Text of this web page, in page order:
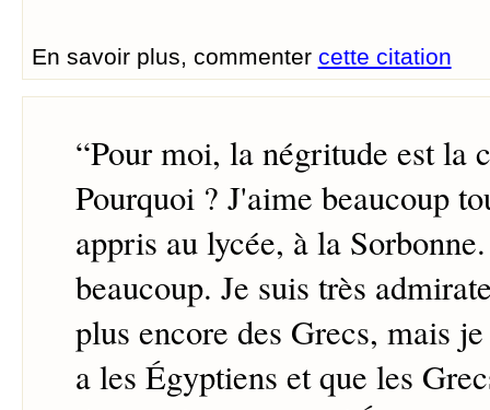
En savoir plus, commenter cette citation
“Pour moi, la négritude est la
Pourquoi ? J'aime beaucoup
appris au lycée, à la
beaucoup. Je suis très
plus encore des Grecs, mais
a les Égyptiens et que les